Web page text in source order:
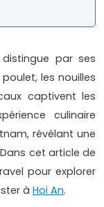
par ses
les nouilles
captivent les
culinaire
révélant une
cet article de
pour explorer
à Hoi An.